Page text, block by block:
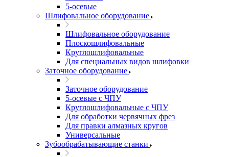
5-осевые
Шлифовальное оборудование
Шлифовальное оборудование
Плоскошлифовальные
Круглошлифовальные
Для специальных видов шлифовки
Заточное оборудование
Заточное оборудование
5-осевые с ЧПУ
Круглошлифовальные с ЧПУ
Для обработки червячных фрез
Для правки алмазных кругов
Универсальные
Зубообрабатывающие станки